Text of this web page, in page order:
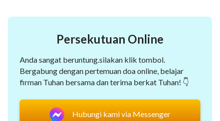
Persekutuan Online
Anda sangat beruntung.silakan klik tombol.
Bergabung dengan pertemuan doa online, belajar
firman Tuhan bersama dan terima berkat Tuhan! 👇
Hubungi kami via Messenger